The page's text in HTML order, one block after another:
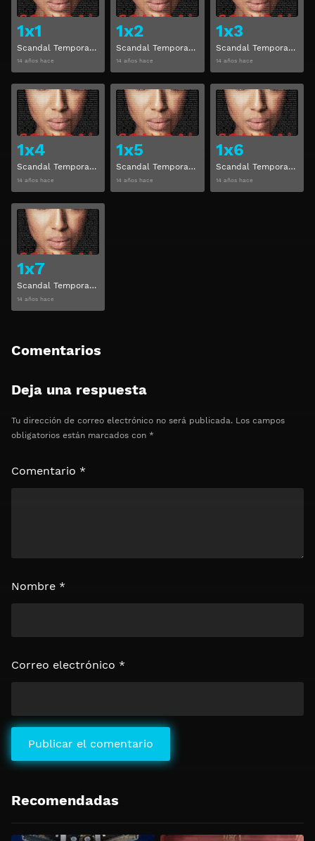
1x1
Scandal Temporada 1 Capitulo 1
14 años hace
1x2
Scandal Temporada 1 Capitulo 2
14 años hace
1x3
Scandal Temporada 1 Capitulo 3
14 años hace
1x4
Scandal Temporada 1 Capitulo 4
14 años hace
Ver
1x5
Scandal Temporada 1 Capitulo 5
14 años hace
Ver
1x6
Scandal Temporada 1 Capitulo 6
14 años hace
1x7
Scandal Temporada 1 Capitulo 7
14 años hace
Comentarios
Deja una respuesta
Tu dirección de correo electrónico no será publicada. Los campos
obligatorios están marcados con *
Comentario *
Nombre *
Correo electrónico *
Recomendadas